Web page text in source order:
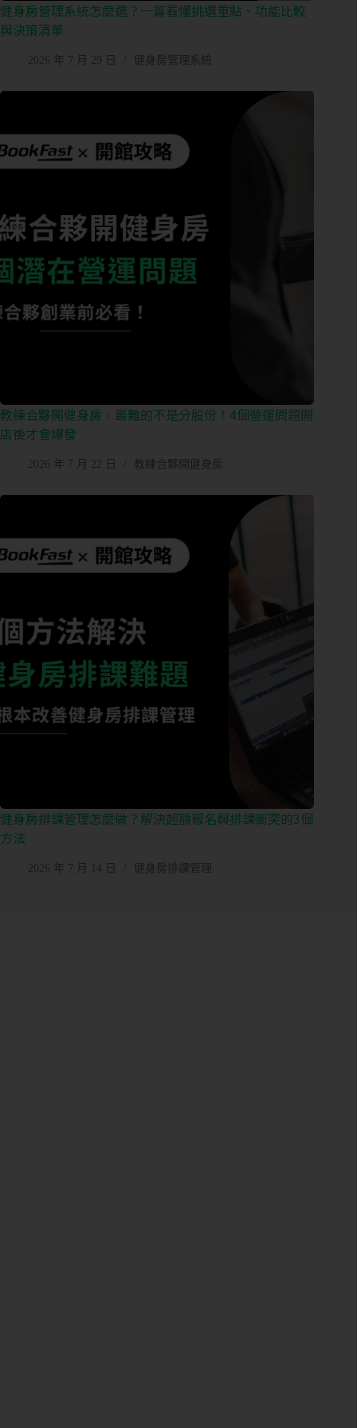
健身房管理系統怎麼選？一篇看懂挑選重點、功能比較
與決策清單
2026 年 7 月 29 日 健身房管理系統
教練合夥開健身房，最難的不是分股份！4個營運問題開
店後才會爆發
2026 年 7 月 22 日 教練合夥開健身房
健身房排課管理怎麼做？解決超額報名與排課衝突的3個
方法
2026 年 7 月 14 日 健身房排課管理